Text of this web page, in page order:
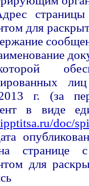
страницы
для
г. (за
в виде
doc/
странице с
для